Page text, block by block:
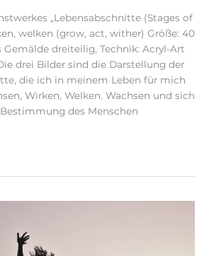
„Lebensabschnitte (Stages of
welken (grow, act, wither) Größe: 40
Gemälde dreiteilig, Technik: Acryl-Art
drei Bilder sind die Darstellung der
die ich in meinem Leben für mich
Wirken, Welken. Wachsen und sich
des Menschen